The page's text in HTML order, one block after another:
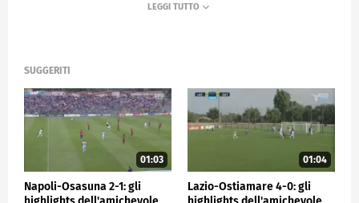
SPORTMEDIASET
SUGGERITI
01:03
Napoli-Osasuna 2-1: gli
01:04
Lazio-Ostiamare 4-0: gli